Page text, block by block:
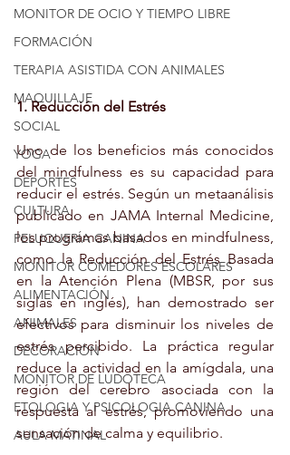
MONITOR DE OCIO Y TIEMPO LIBRE
FORMACIÓN
TERAPIA ASISTIDA CON ANIMALES
MAQUILLAJE
SOCIAL
YOGA
DEPORTES
CULTURA
PELUQUERÍA CANINA
MONITOR COMEDORES ESCOLARES
ALIMENTACIÓN
ANIMALES
DECORACIÓN
MONITOR DE LUDOTECA
ETOLOGIA Y PSICOLOGIA CANINA
AULA MATINAL
1. Reducción del Estrés
Uno de los beneficios más conocidos
del mindfulness es su capacidad para
reducir el estrés. Según un metaanálisis
publicado en JAMA Internal Medicine,
los programas basados en mindfulness,
como la Reducción del Estrés Basada
en la Atención Plena (MBSR, por sus
siglas en inglés), han demostrado ser
efectivos para disminuir los niveles de
estrés percibido. La práctica regular
reduce la actividad en la amígdala, una
región del cerebro asociada con la
respuesta al estrés, promoviendo una
sensación de calma y equilibrio.